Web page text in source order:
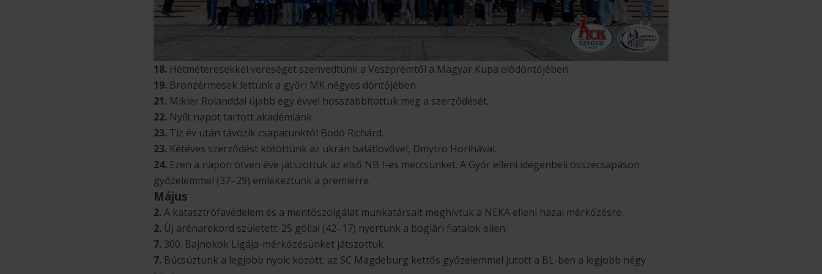
18. Hétméteresekkel vereséget szenvedtünk a Veszprémtől a Magyar Kupa elődöntőjében.
19. Bronzérmesek lettünk a győri MK négyes döntőjében.
21. Mikler Rolanddal újabb egy évvel hosszabbítottuk meg a szerződését.
22. Nyílt napot tartott akadémiánk.
23. Tíz év után távozik csapatunktól Bodó Richárd.
23. Kétéves szerződést kötöttünk az ukrán balátlövővel, Dmytro Horihával.
24. Ezen a napon ötven éve játszottuk az első NB I-es meccsünket. A Győr elleni idegenbeli összecsapáson
győzelemmel (37–29) emlékeztünk a premierre.
Május
2. A katasztrófavédelem és a mentőszolgálat munkatársait meghívtuk a NEKA elleni hazai mérkőzésre.
2. Új arénarekord született: 25 góllal (42–17) nyertünk a boglári fiatalok ellen.
7. 300. Bajnokok Ligája-mérkőzésünket játszottuk
7. Búcsúztunk a legjobb nyolc között, az SC Magdeburg kettős győzelemmel jutott a BL-ben a legjobb négy